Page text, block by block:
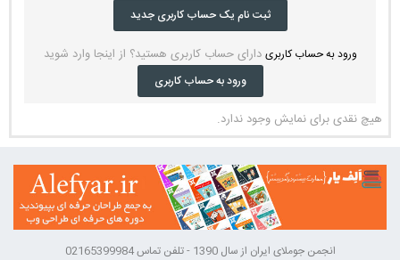
ثبت نام یک حساب کاربری جدید
ورود به حساب کاربری دارای حساب کاربری هستید؟ از اینجا وارد شوید
ورود به حساب کاربری
هیچ نقدی برای نمایش وجود ندارد.
انجمن جوملای ایران از سال 1390 - تلفن تماس 02165399984